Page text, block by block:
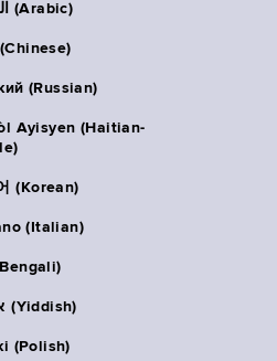
العربية (Arabic)
(Russian)
Ayisyen (Haitian-
(Korean)
(Italian)
(Bengali)
אידיש (Yiddish)
(Polish)